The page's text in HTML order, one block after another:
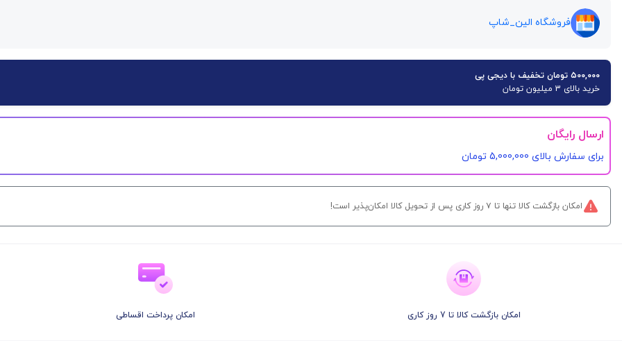
فروشگاه الین_شاپ
۵۰۰,۰۰۰ تومان تخفیف با دیجی پی
خرید بالای 3 میلیون تومان
ارسال رایگان
برای سفارش‌ بالای 5,000,000 تومان
امکان بازگشت کالا تنها تا ۷ روز کاری پس از تحویل کالا امکان‌پذیر است!
امکان بازگشت کالا تا 7 روز کاری امکان پرداخت اقساطی